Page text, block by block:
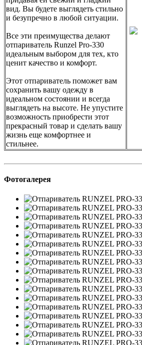
вид. Вы будете выглядеть стильно
и безупречно в любой ситуации.
Все эти преимущества делают
отпариватель Runzel Pro-330
идеальным выбором для тех, кто
ценит качество и комфорт.
Этот отпариватель поможет вам
сохранить вашу одежду в
идеальном состоянии и всегда
выглядеть на высоте. Не упустите
возможность приобрести этот
прекрасный товар и сделать вашу
жизнь еще комфортнее и
стильнее.
Фотогалерея